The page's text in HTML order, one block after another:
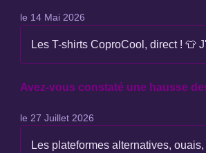
le 14 Mai 2026
Les T-shirts CoproCool, direct ! 👕
Avez-vous constaté une hausse
le 27 Juillet 2026
Les plateformes alternatives,